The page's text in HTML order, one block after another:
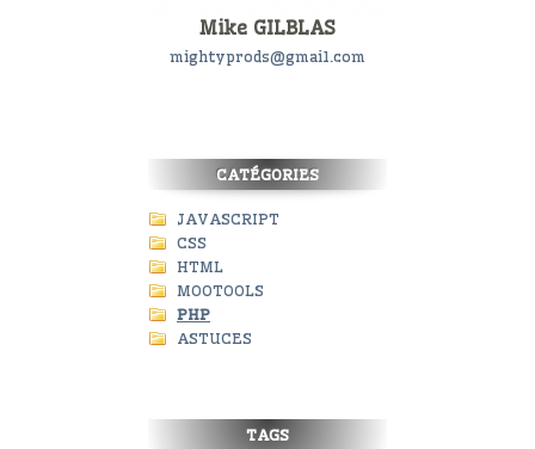
Mike GILBLAS
mightyprods@gmail.com
CATÉGORIES
JAVASCRIPT
CSS
HTML
MOOTOOLS
PHP
ASTUCES
TAGS